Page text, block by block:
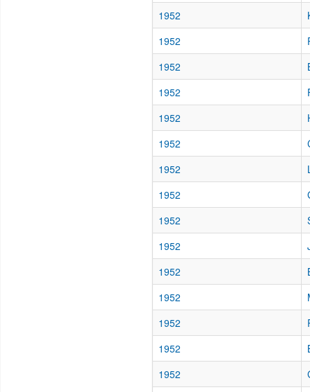
1952
1952
1952
1952
1952
1952
1952
1952
1952
1952
1952
1952
1952
1952
1952